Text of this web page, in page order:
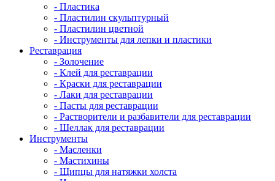
- Пластика
- Пластилин скульптурный
- Пластилин цветной
- Инструменты для лепки и пластики
Реставрация
- Золочение
- Клей для реставрации
- Краски для реставрации
- Лаки для реставрации
- Пасты для реставрации
- Растворители и разбавители для реставрации
- Шеллак для реставрации
Инструменты
- Масленки
- Мастихины
- Щипцы для натяжки холста